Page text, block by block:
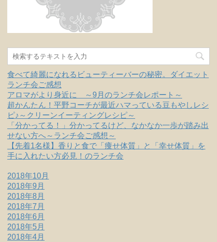
食べて綺麗になれるビューティーバーの秘密。ダイエット
ランチ会ご感想
アロマがより身近に ～9月のランチ会レポート～
超かんたん！平野コーチが最近ハマっている豆もやしレシ
ピ♪～クリーンイーティングレシピ～
「分かってる！」分かってるけど、なかなか一歩が踏み出
せない方へ～ランチ会ご感想～
【先着1名様】香りと食で「痩せ体質」と「幸せ体質」を
手に入れたい方必見！のランチ会
2018年10月
2018年9月
2018年8月
2018年7月
2018年6月
2018年5月
2018年4月